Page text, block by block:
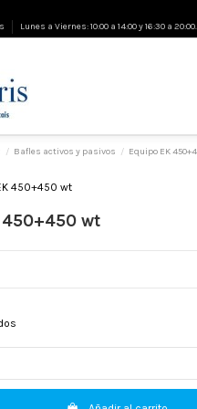
Lunes a Viernes: 10:00 a 14:00 y 16:30 a
Bafles activos y pasivos Equipo EK
450+450 wt